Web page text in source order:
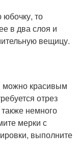
то
в два слоя и
вещицу.
можно красивым
отрез
также немного
мерки с
выполните